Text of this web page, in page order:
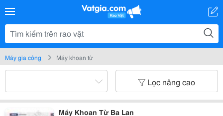
Máy gia công Máy khoan từ
Lọc nâng cao
Máy Khoan Từ Ba Lan